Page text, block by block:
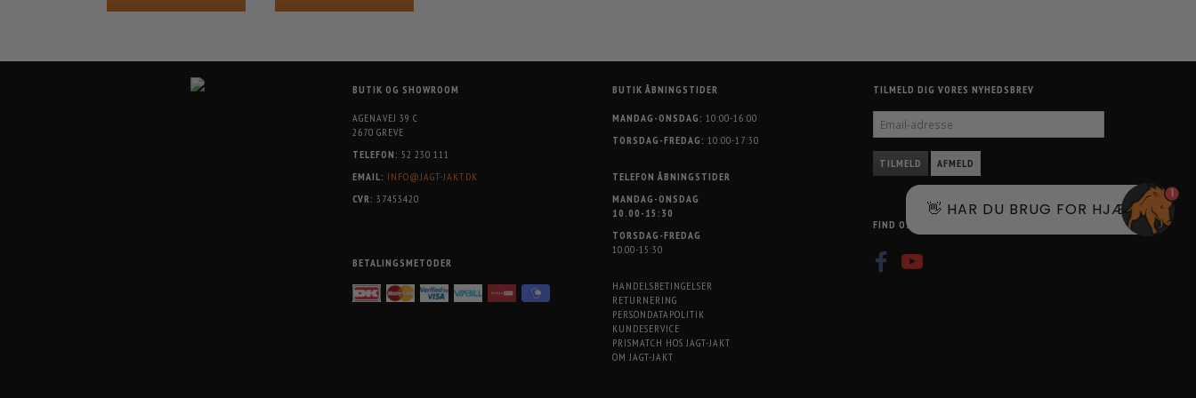
BUTIK OG SHOWROOM
AGENAVEJ 39 C
2670 GREVE
TELEFON: 52 230 111
EMAIL: INFO@JAGT-JAKT.DK
CVR: 37453420
BETALINGSMETODER
BUTIK ÅBNINGSTIDER
MANDAG-ONSDAG: 10:00-16:00
TORSDAG-FREDAG: 10:00-17:30
TELEFON ÅBNINGSTIDER
MANDAG-ONSDAG
10.00-15:30
TORSDAG-FREDAG
10.00-15:30
HANDELSBETINGELSER
RETURNERING
PERSONDATAPOLITIK
KUNDESERVICE
PRISMATCH HOS JAGT-JAKT
OM JAGT-JAKT
TILMELD DIG VORES NYHEDSBREV
ADRESSE
TILMELD AFMELD
FIND OS PÅ
👋 HAR DU BRUG FOR HJÆLP?
1